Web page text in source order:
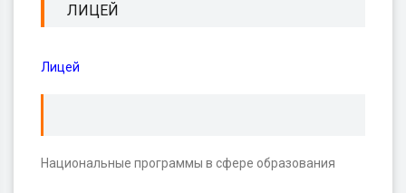
ЛИЦЕЙ
Лицей
Национальные программы в сфере образования